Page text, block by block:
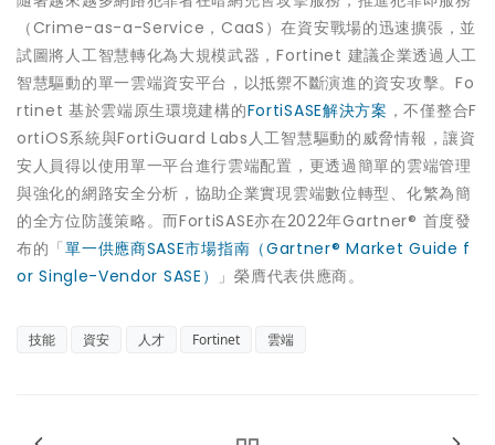
（Crime-as-a-Service，CaaS）在資安戰場的迅速擴張，並
試圖將人工智慧轉化為大規模武器，Fortinet 建議企業透過人工
智慧驅動的單一雲端資安平台，以抵禦不斷演進的資安攻擊。Fo
rtinet 基於雲端原生環境建構的FortiSASE解決方案 ，不僅整合F
ortiOS系統與FortiGuard Labs人工智慧驅動的威脅情報，讓資
安人員得以使用單一平台進行雲端配置，更透過簡單的雲端管理
與強化的網路安全分析，協助企業實現雲端數位轉型、化繁為簡
的全方位防護策略。而FortiSASE亦在2022年Gartner® 首度發
布的「單一供應商SASE市場指南（Gartner® Market Guide f
or Single-Vendor SASE） 」榮膺代表供應商。
技能 資安 人才 Fortinet 雲端